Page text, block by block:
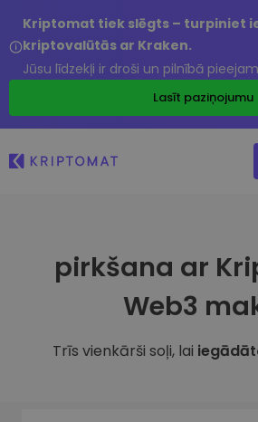
Kriptomat tiek slēgts – turpiniet
kriptovalūtās ar Kraken.
Jūsu līdzekļi ir droši un pilnībā
Lasīt paziņojumu
pirkšana ar
Web3
Trīs vienkārši soļi, lai